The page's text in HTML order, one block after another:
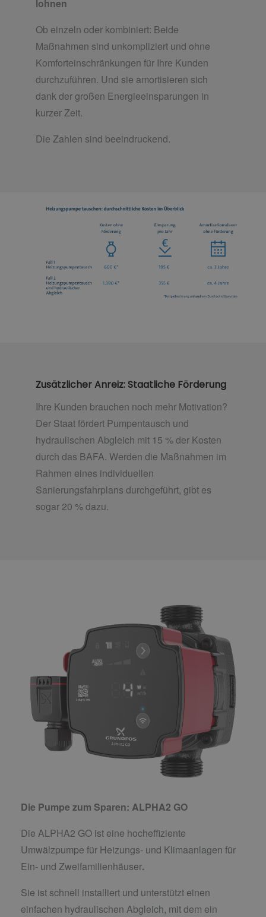
lohnen
Ob einzeln oder kombiniert: Beide
Maßnahmen sind unkompliziert und ohne
Komforteinschränkungen für Ihre Kunden
durchzuführen. Und sie amortisieren sich
dank der großen Energieeinsparungen in
kurzer Zeit.
Die Zahlen sind beeindruckend.
Zusätzlicher Anreiz: Staatliche Förderung
Ihre Kunden brauchen noch mehr Motivation?
Der Staat fördert Pumpentausch und
hydraulischen Abgleich mit 15 % der Kosten
durch das BAFA. Werden die Maßnahmen im
Rahmen eines individuellen
Sanierungsfahrplans durchgeführt, gibt es
sogar 20 % dazu.
Die Pumpe zum Sparen: ALPHA2 GO
Die ALPHA2 GO ist eine hocheffiziente
Umwälzpumpe für Heizungs- und Klimaanlagen für
Ein- und Zweifamilienhäuser.
Sie ist schnell installiert und unterstützt einen
einfachen hydraulischen Abgleich, mit dem ein